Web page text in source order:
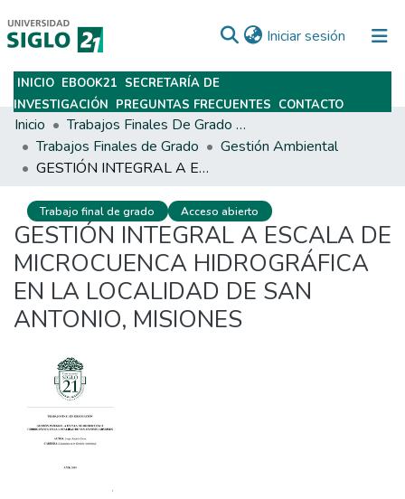
Iniciar sesión (current)
Subir
INICIO EBOOK21 SECRETARÍA DE
INVESTIGACIÓN PREGUNTAS FRECUENTES CONTACTO
Inicio
Trabajos Finales De Grado Y Posgrado
Trabajos Finales de Grado
Gestión Ambiental
GESTIÓN INTEGRAL A ESCALA DE MICROCUENCA HIDROGRÁFICA EN LA LOCALIDAD DE SAN ANTONIO, MISIONES
Trabajo final de grado Acceso abierto
GESTIÓN INTEGRAL A ESCALA DE
MICROCUENCA HIDROGRÁFICA
EN LA LOCALIDAD DE SAN
ANTONIO, MISIONES